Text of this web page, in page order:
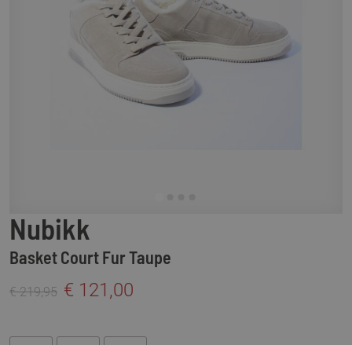
Nubikk
Basket Court Fur Taupe
€ 219,95 € 121,00